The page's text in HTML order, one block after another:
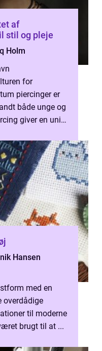
af
stil og pleje
Holm
for
piercinger er
både unge og
giver en unik
Hansen
med en
overdådige
til moderne
brugt til at ...